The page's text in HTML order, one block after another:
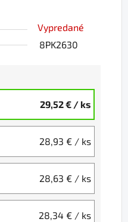
Vypredané
8PK2630
29,52 € / ks
28,93 € / ks
28,63 € / ks
28,34 € / ks